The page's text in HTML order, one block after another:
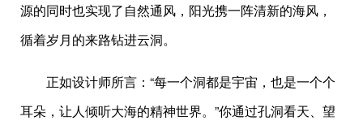
源的同时也实现了自然通风，阳光携一阵清新的海风，
循着岁月的来路钻进云洞。
正如设计师所言：“每一个洞都是宇宙，也是一个个
耳朵，让人倾听大海的精神世界。”你通过孔洞看天、望